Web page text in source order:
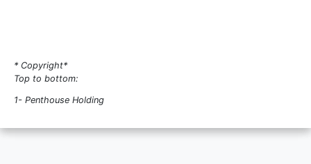
* Copyright*
Top to bottom:
1- Penthouse Holding